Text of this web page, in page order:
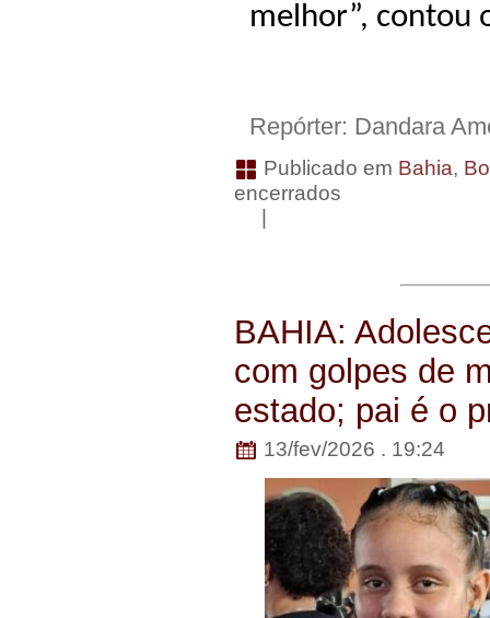
melhor”, contou
Repórter: Dandara
Publicado em Bahia,
encerrados
BAHIA:
com golpes de
estado; pai é o
13/fev/2026 . 19:24